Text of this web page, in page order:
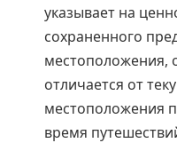
указывает на
сохраненного
местоположения,
отличается от
местоположения
время